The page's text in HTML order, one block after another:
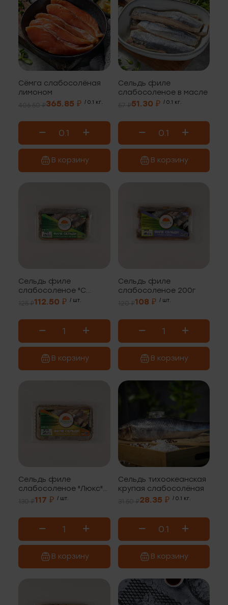
Сёмга слабосолёная
лимоном
365.85 ₽ / 0.1 кг.
В корзину
Сельдь филе
слабосоленое в масле
51.30 ₽ / 0.1 кг.
В корзину
Сельдь филе
слабосоленое "С
зеленью" 200г
112.50 ₽ / шт.
В корзину
Сельдь филе
слабосоленое 200г
108 ₽ / шт.
В корзину
Сельдь филе
слабосоленое "Люкс"
200г117 ₽ / шт.
В корзину
Сельдь тихоокеанская
крупая слабосолёная
28.35 ₽ / 0.1 кг.
В корзину